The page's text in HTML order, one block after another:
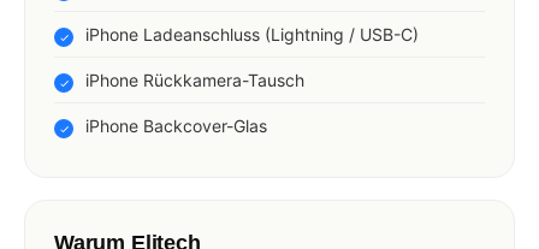
iPhone Ladeanschluss (Lightning / USB-C)
iPhone Rückkamera-Tausch
iPhone Backcover-Glas
Warum Elitech